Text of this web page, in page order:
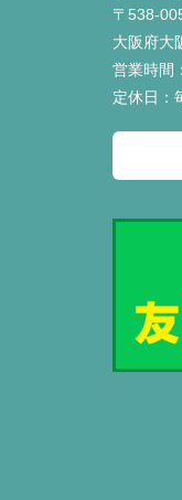
〒538-
大阪府大
営業時間：
定休日：